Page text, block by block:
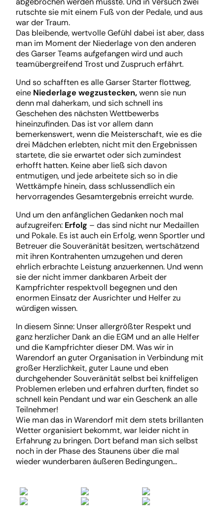
rutschte sie mit einem Fuß von der Pedale, und aus
war der Traum.
Das bleibende, wertvolle Gefühl dabei ist aber, dass
man im Moment der Niederlage von den anderen
des Garser Teams aufgefangen wird und auch
teamübergreifend Trost und Zuspruch erfährt.
Und so schafften es alle Garser Starter flottweg,
eine Niederlage wegzustecken,wenn sie nun
denn mal daherkam, und sich schnell ins
Geschehen des nächsten Wettbewerbs
hineinzufinden. Das ist vor allem dann
bemerkenswert, wenn die Meisterschaft, wie es die
drei Mädchen erlebten, nicht mit den Ergebnissen
startete, die sie erwartet oder sich zumindest
erhofft hatten. Keine aber ließ sich davon
entmutigen, und jede arbeitete sich so in die
Wettkämpfe hinein, dass schlussendlich ein
hervorragendes Gesamtergebnis erreicht wurde.
Und um den anfänglichen Gedanken noch mal
aufzugreifen: Erfolg – das sind nicht nur Medaillen
und Pokale. Es ist auch ein Erfolg, wenn Sportler und
Betreuer die Souveränität besitzen, wertschätzend
mit ihren Kontrahenten umzugehen und deren
ehrlich erbrachte Leistung anzuerkennen. Und wenn
sie der nicht immer dankbaren Arbeit der
Kampfrichter respektvoll begegnen und den
enormen Einsatz der Ausrichter und Helfer zu
würdigen wissen.
In diesem Sinne: Unser allergrößter Respekt und
ganz herzlicher Dank an die EGM und an alle Helfer
und die Kampfrichter dieser DM. Was wir in
Warendorf an guter Organisation in Verbindung mit
großer Herzlichkeit, guter Laune und eben
durchgehender Souveränität selbst bei kniffeligen
Problemen erleben und erfahren durften, findet so
schnell kein Pendant und war ein Geschenk an alle
Teilnehmer!
Wie man das in Warendorf mit dem stets brillanten
Wetter organisiert bekommt, war leider nicht in
Erfahrung zu bringen. Dort befand man sich selbst
noch in der Phase des Staunens über die mal
wieder wunderbaren äußeren Bedingungen…